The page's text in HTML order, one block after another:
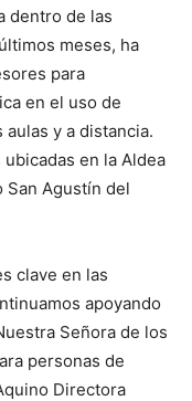
dentro de las
meses, ha
para
en el uso de
y a distancia.
en la Aldea
San Agustín del
clave en las
apoyando
Señora de los
personas de
Directora